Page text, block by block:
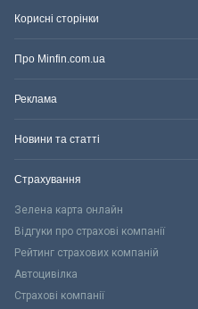
Корисні сторінки
Про Minfin.com.ua
Реклама
Новини та статті
Страхування
Зелена карта онлайн
Відгуки про страхові компанії
Рейтинг страхових компаній
Автоцивілка
Страхові компанії